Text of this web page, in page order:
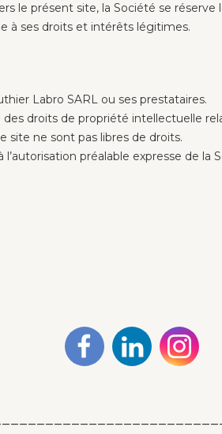
le présent site, la Société se
à ses droits et intérêts légitimes.
Labro SARL ou ses prestataires.
droits de propriété intellectuelle
site ne sont pas libres de droits.
préalable expresse de la